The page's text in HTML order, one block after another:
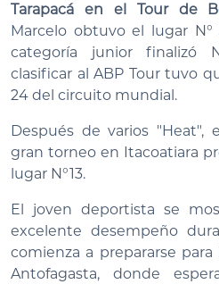
Tarapacá en el
Tour de
Marcelo obtuvo el lugar
categoría junior finalizó
clasificar al ABP Tour tuvo
24 del circuito mundial.
Después de varios "Heat",
gran torneo en Itacoatiara
lugar N°13.
El joven deportista se
excelente desempeño
comienza a prepararse
Antofagasta, donde